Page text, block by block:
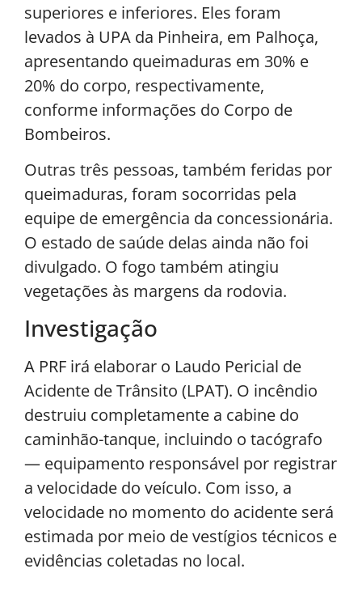
superiores e inferiores. Eles foram
levados à UPA da Pinheira, em Palhoça,
apresentando queimaduras em 30% e
20% do corpo, respectivamente,
conforme informações do Corpo de
Bombeiros.
Outras três pessoas, também feridas por
queimaduras, foram socorridas pela
equipe de emergência da concessionária.
O estado de saúde delas ainda não foi
divulgado. O fogo também atingiu
vegetações às margens da rodovia.
Investigação
A PRF irá elaborar o Laudo Pericial de
Acidente de Trânsito (LPAT). O incêndio
destruiu completamente a cabine do
caminhão-tanque, incluindo o tacógrafo
— equipamento responsável por registrar
a velocidade do veículo. Com isso, a
velocidade no momento do acidente será
estimada por meio de vestígios técnicos e
evidências coletadas no local.